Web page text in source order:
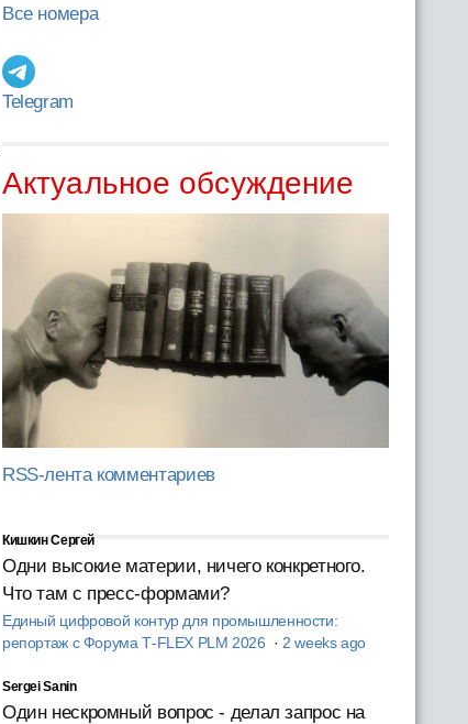
Все номера
Telegram
Актуальное обсуждение
RSS-лента комментариев
Кишкин Сергей
Одни высокие материи, ничего конкретного.
Что там с пресс-формами?
Единый цифровой контур для промышленности:
репортаж с Форума T‑FLEX PLM 2026 · 2 weeks ago
Sergei Sanin
Один нескромный вопрос - делал запрос на